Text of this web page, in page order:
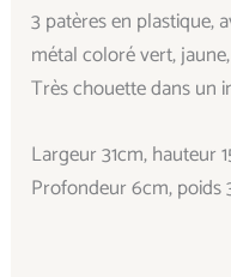
3 patères en plastique,
métal coloré vert,
Très chouette dans un
Largeur 31cm, hauteur
Profondeur 6cm, poids